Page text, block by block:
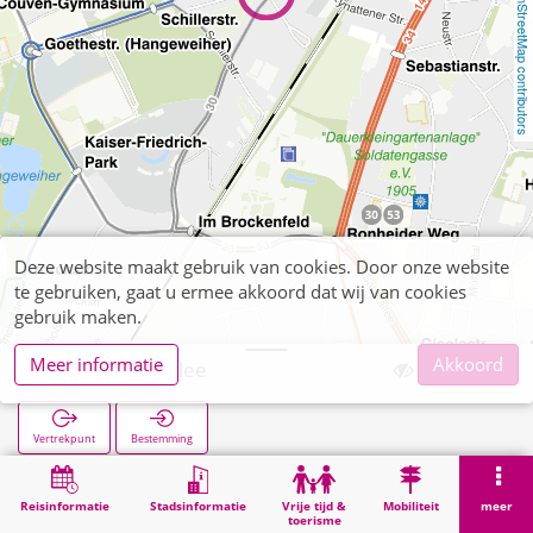
OpenStreetMap contributors
Reisinformatie Stadsinformatie
Vrije tijd &
toerisme
Mobiliteit meer
Habsburgerallee
Vertrekpunt Bestemming
Zoekopracht Habsburgerallee
Deze website maakt gebruik van cookies. Door onze website
te gebruiken, gaat u ermee akkoord dat wij van cookies
gebruik maken.
Meer informatie
Akkoord